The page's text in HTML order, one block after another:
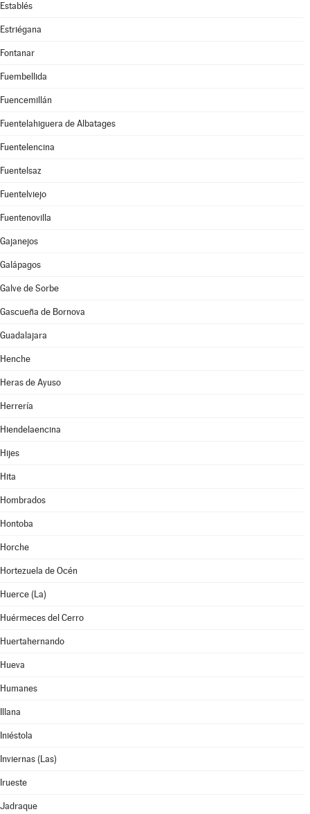
Establés
Estriégana
Fontanar
Fuembellida
Fuencemillán
Fuentelahiguera de Albatages
Fuentelencina
Fuentelsaz
Fuentelviejo
Fuentenovilla
Gajanejos
Galápagos
Galve de Sorbe
Gascueña de Bornova
Guadalajara
Henche
Heras de Ayuso
Herrería
Hiendelaencina
Hijes
Hita
Hombrados
Hontoba
Horche
Hortezuela de Océn
Huerce (La)
Huérmeces del Cerro
Huertahernando
Hueva
Humanes
Illana
Iniéstola
Inviernas (Las)
Irueste
Jadraque